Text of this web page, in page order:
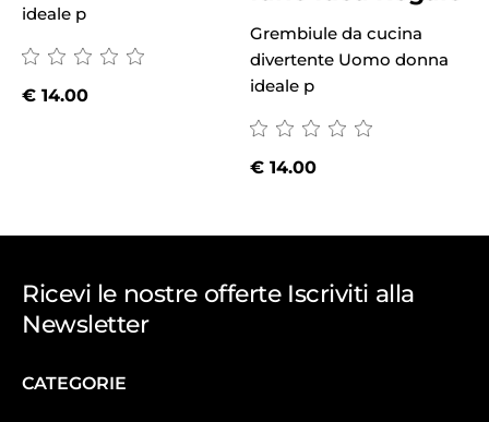
ideale p
€14.00
Grembiule da cucina
divertente Uomo donna
ideale p
€ 14.00
Ricevi le nostre offerte Iscriviti alla
Newsletter
CATEGORIE